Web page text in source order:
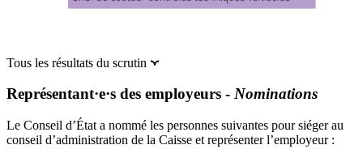
Tous les résultats du scrutin
Représentant·e·s des employeurs - Nominations
Le Conseil d’État a nommé les personnes suivantes pour siéger au
conseil d’administration de la Caisse et représenter l’employeur :